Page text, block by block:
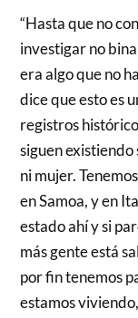
“Hasta que no
investigar no
era algo que no
dice que esto es
registros
siguen
ni mujer.
en Samoa, y en
estado ahí y si
más gente está
por fin tenemos
estamos